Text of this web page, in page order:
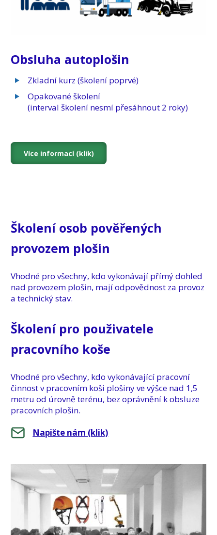
Obsluha autoplošin
Zkladní kurz (školení poprvé)
Opakované školení
(interval školení nesmí přesáhnout 2 roky)
Více informací (klik)
Školení osob pověřených
provozem plošin
Vhodné pro všechny, kdo vykonávají přímý dohled
nad provozem plošin, mají odpovědnost za provoz
a technický stav.
Školení pro použivatele
pracovního koše
Vhodné pro všechny, kdo vykonávající pracovní
činnost v pracovním koši plošiny ve výšce nad 1,5
metru od úrovně terénu, bez oprávnění k obsluze
pracovních plošin.
Napište nám (klik)